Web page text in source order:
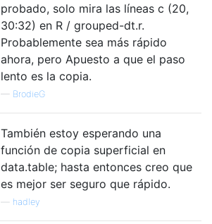
probado, solo mira las líneas c (20,
30:32) en R / grouped-dt.r.
Probablemente sea más rápido
ahora, pero Apuesto a que el paso
lento es la copia.
— BrodieG
También estoy esperando una
función de copia superficial en
data.table; hasta entonces creo que
es mejor ser seguro que rápido.
hadley